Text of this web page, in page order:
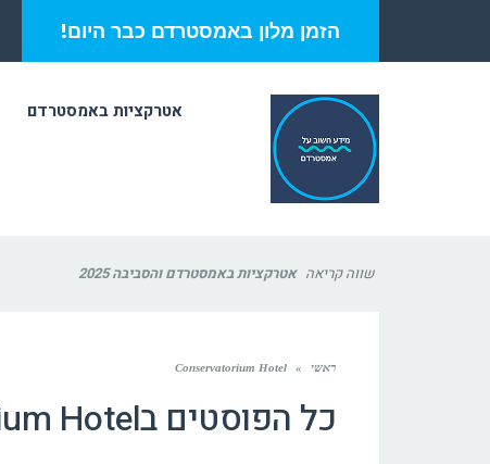
הזמן מלון באמסטרדם כבר היום!
אטרקציות באמסטרדם
שווה קריאה אטרקציות באמסטרדם והסביבה 2025
ראשי »
Conservatorium Hotel
כל הפוסטים בHotel